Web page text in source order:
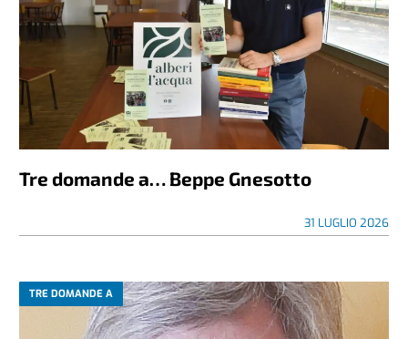
Tre domande a… Beppe Gnesotto
31 LUGLIO 2026
TRE DOMANDE A